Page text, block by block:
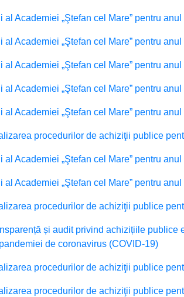
Academiei „Ştefan cel Mare” pentru anul
Academiei „Ştefan cel Mare” pentru
Academiei „Ştefan cel Mare” pentru
Academiei „Ştefan cel Mare” pentru
Academiei „Ştefan cel Mare” pentru anul
procedurilor de achiziţii publice
Academiei „Ştefan cel Mare” pentru
Academiei „Ştefan cel Mare” pentru anul
procedurilor de achiziţii publice
și audit privind achizițiile
de coronavirus (COVID-19)
procedurilor de achiziţii publice
procedurilor de achiziţii publice